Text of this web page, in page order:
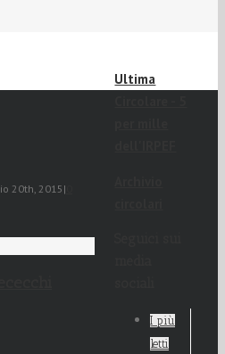
20th, 2015 |
Ultima
I più
letti